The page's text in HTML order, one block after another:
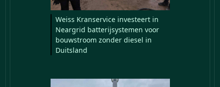
Weiss Kranservice investeert in
Neargrid batterijsystemen voor
bouwstroom zonder diesel in
Duitsland